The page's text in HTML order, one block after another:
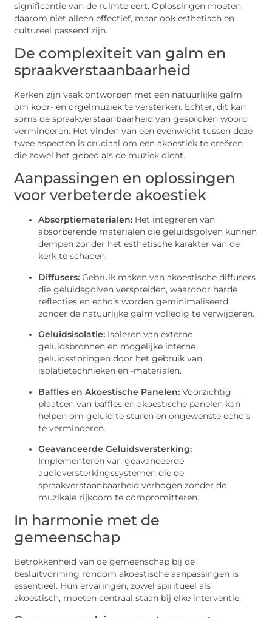
significantie van de ruimte eert. Oplossingen moeten
daarom niet alleen effectief, maar ook esthetisch en
cultureel passend zijn.
De complexiteit van galm en
spraakverstaanbaarheid
Kerken zijn vaak ontworpen met een natuurlijke galm
om koor- en orgelmuziek te versterken. Echter, dit kan
soms de spraakverstaanbaarheid van gesproken woord
verminderen. Het vinden van een evenwicht tussen deze
twee aspecten is cruciaal om een akoestiek te creëren
die zowel het gebed als de muziek dient.
Aanpassingen en oplossingen
voor verbeterde akoestiek
Absorptiematerialen: Het integreren van
absorberende materialen die geluidsgolven kunnen
dempen zonder het esthetische karakter van de
kerk te schaden.
Diffusers: Gebruik maken van akoestische diffusers
die geluidsgolven verspreiden, waardoor harde
reflecties en echo’s worden geminimaliseerd
zonder de natuurlijke galm volledig te verwijderen.
Geluidsisolatie: Isoleren van externe
geluidsbronnen en mogelijke interne
geluidsstoringen door het gebruik van
isolatietechnieken en -materialen.
Baffles en Akoestische Panelen: Voorzichtig
plaatsen van baffles en akoestische panelen kan
helpen om geluid te sturen en ongewenste echo’s
te verminderen.
Geavanceerde Geluidsversterking:
Implementeren van geavanceerde
audioversterkingssystemen die de
spraakverstaanbaarheid verhogen zonder de
muzikale rijkdom te compromitteren.
In harmonie met de
gemeenschap
Betrokkenheid van de gemeenschap bij de
besluitvorming rondom akoestische aanpassingen is
essentieel. Hun ervaringen, zowel spiritueel als
akoestisch, moeten centraal staan bij elke interventie.